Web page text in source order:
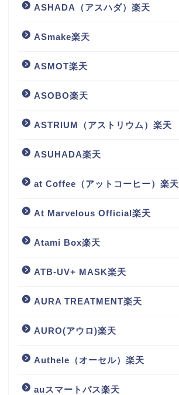
ASHADA（アスハダ）楽天
ASmake楽天
ASMOT楽天
ASOBO楽天
ASTRIUM（アストリウム）楽天
ASUHADA楽天
at Coffee（アットコーヒー）楽天
At Marvelous Official楽天
Atami Box楽天
ATB-UV+ MASK楽天
AURA TREATMENT楽天
AURO(アウロ)楽天
Authele（オーセル）楽天
auスマートパス楽天